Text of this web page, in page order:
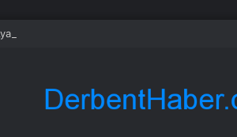
İmalathanesinde Yangın